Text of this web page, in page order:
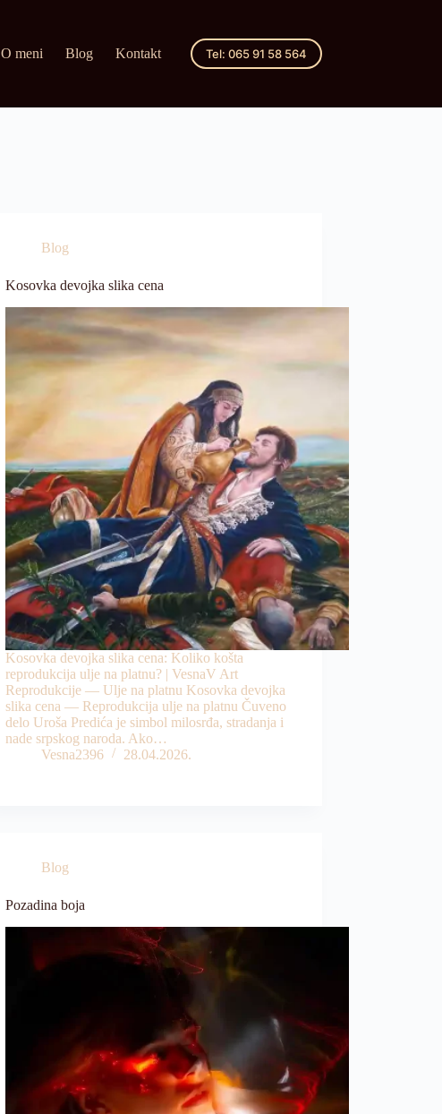
O meni Blog Kontakt Tel: 065 91 58 564
Blog
Kosovka devojka slika cena
Kosovka devojka slika cena: Koliko košta
reprodukcija ulje na platnu? | VesnaV Art
Reprodukcije — Ulje na platnu Kosovka devojka
slika cena — Reprodukcija ulje na platnu Čuveno
delo Uroša Predića je simbol milosrđa, stradanja i
nade srpskog naroda. Ako…
Vesna2396
28.04.2026.
Blog
Pozadina boja